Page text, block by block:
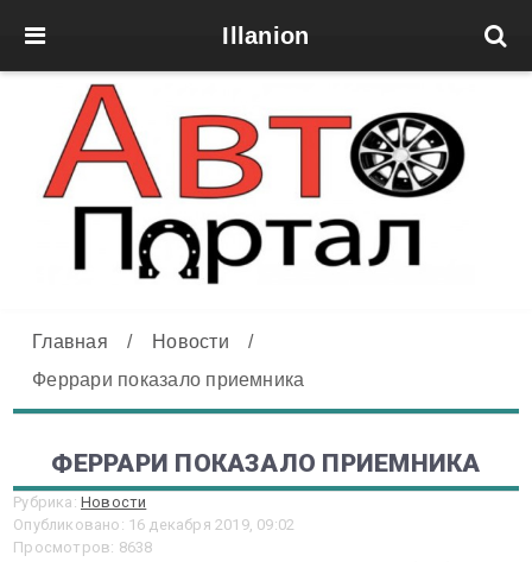
Illanion
Главная / Новости
/
Феррари показало приемника
ФЕРРАРИ ПОКАЗАЛО ПРИЕМНИКА
Рубрика: Новости
Опубликовано: 16 декабря 2019, 09:02
Просмотров: 8638